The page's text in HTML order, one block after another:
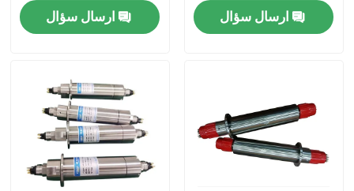
حلقه لغزش با سرعت بالا
حلقه های لغزش سیگنال
ارسال سؤال
ارسال سؤال